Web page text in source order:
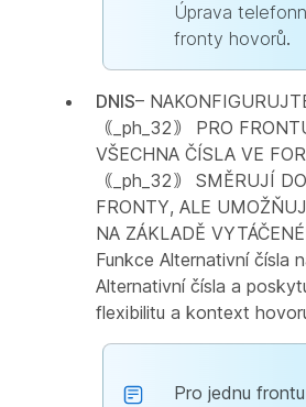
Úprava
fronty hovorů.
DNIS–
｟_ph_32｠ PRO
VŠECHNA ČÍSLA VE
｟_ph_32｠ SMĚRUJÍ
FRONTY, ALE
NA ZÁKLADĚ
Funkce Alternativní čísla
Alternativní čísla a
flexibilitu a kontext
Pro jednu